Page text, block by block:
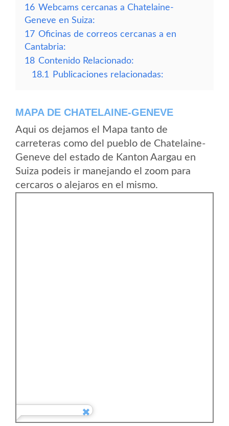
16 Webcams cercanas a Chatelaine-
Geneve en Suiza:
17 Oficinas de correos cercanas a en
Cantabria:
18 Contenido Relacionado:
18.1
Publicaciones relacionadas:
MAPA DE CHATELAINE-GENEVE
Aqui os dejamos el Mapa tanto de
carreteras como del pueblo de Chatelaine-
Geneve del estado de Kanton Aargau en
Suiza podeis ir manejando el zoom para
cercaros o alejaros en el mismo.